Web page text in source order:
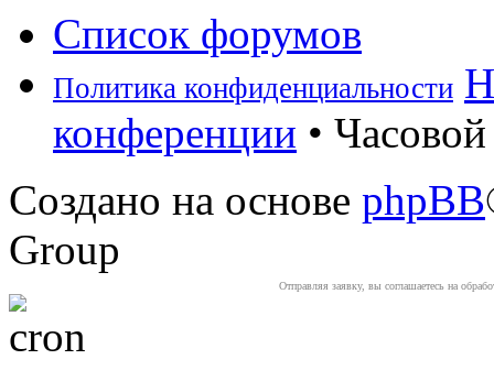
Список форумов
Политика конфиденциальности
конференции •
Создано на основе phpBB
Group
Отправляя заявку, вы соглашаетесь на